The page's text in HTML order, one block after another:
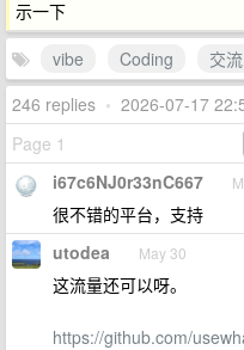
示一下
vibe
Coding
交流
246 replies • 2026-07-17
Page 1
i67c6NJ0r33nC667
很不错的平台，支持
utodea May 30
这流量还可以呀。
https://github.com/